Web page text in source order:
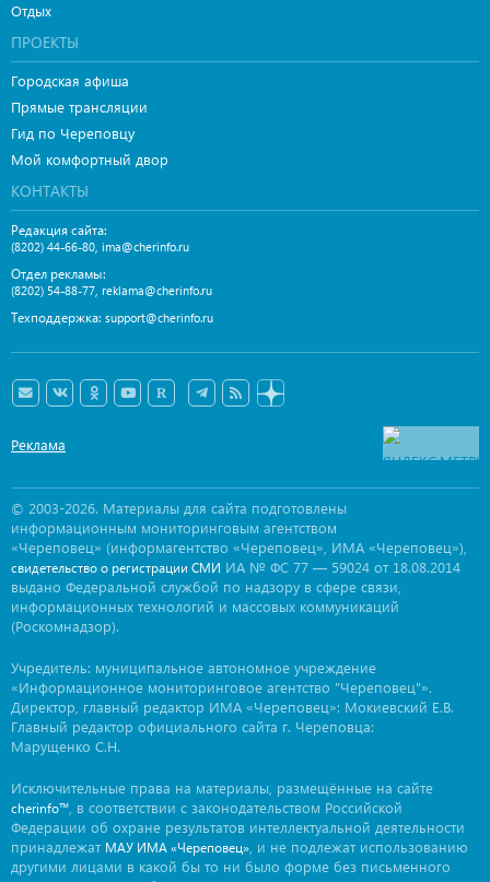
Отдых
ПРОЕКТЫ
Городская афиша
Прямые трансляции
Гид по Череповцу
Мой комфортный двор
КОНТАКТЫ
Редакция сайта:
(8202) 44-66-80, ima@cherinfo.ru
Отдел рекламы:
(8202) 54-88-77, reklama@cherinfo.ru
Техподдержка: support@cherinfo.ru
Реклама
© 2003-2026. Материалы для сайта подготовлены
информационным мониторинговым агентством
«Череповец» (информагентство «Череповец», ИМА «Череповец»),
свидетельство о регистрации СМИ ИА № ФС 77 — 59024 от 18.08.2014
выдано Федеральной службой по надзору в сфере связи,
информационных технологий и массовых коммуникаций
(Роскомнадзор).
Учредитель: муниципальное автономное учреждение
«Информационное мониторинговое агентство "Череповец"».
Директор, главный редактор ИМА «Череповец»: Мокиевский Е.В.
Главный редактор официального сайта г. Череповца:
Марущенко С.Н.
Исключительные права на материалы, размещённые на сайте
cherinfo™ , в соответствии с законодательством Российской
Федерации об охране результатов интеллектуальной деятельности
принадлежат МАУ ИМА «Череповец» , и не подлежат использованию
другими лицами в какой бы то ни было форме без письменного